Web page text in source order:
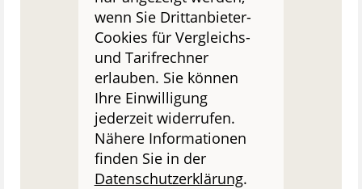
wenn Sie Drittanbieter-
Cookies für Vergleichs-
und Tarifrechner
erlauben. Sie können
Ihre Einwilligung
jederzeit widerrufen.
Nähere Informationen
finden Sie in der
Datenschutzerklärung.